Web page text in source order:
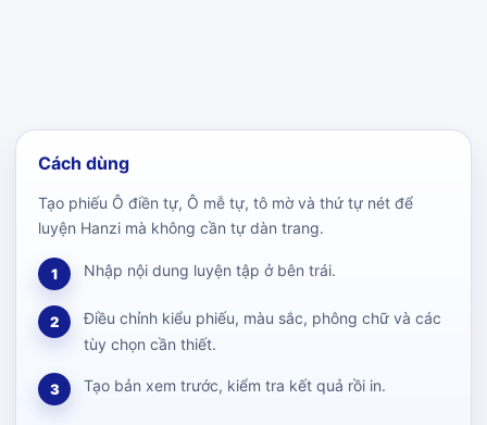
Cách dùng
Tạo phiếu Ô điền tự, Ô mễ tự, tô mờ và thứ tự nét để
luyện Hanzi mà không cần tự dàn trang.
1 Nhập nội dung luyện tập ở bên trái.
2
Điều chỉnh kiểu phiếu, màu sắc, phông chữ và các
tùy chọn cần thiết.
3 Tạo bản xem trước, kiểm tra kết quả rồi in.